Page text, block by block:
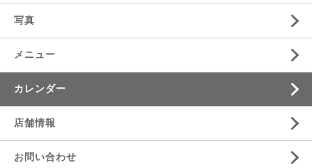
写真
メニュー
カレンダー
店舗情報
お問い合わせ